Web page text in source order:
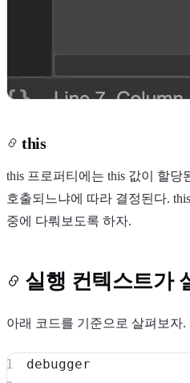
this
this 프로퍼티에는 this 값이 할당
호출되느냐에 따라 결정된다.
중에 다뤄보도록 하자.
실행 컨텍스트가
아래 코드를 기준으로 살펴보자.
debugger